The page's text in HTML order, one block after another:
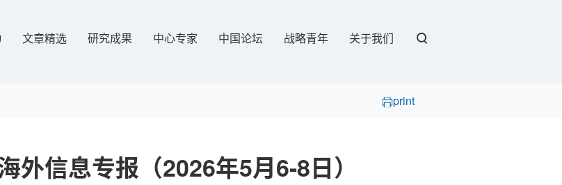
文章精选 研究成果 中心专家 中国论坛 战略青年 关于我们
print
外信息专报（2026年5月6-8日）